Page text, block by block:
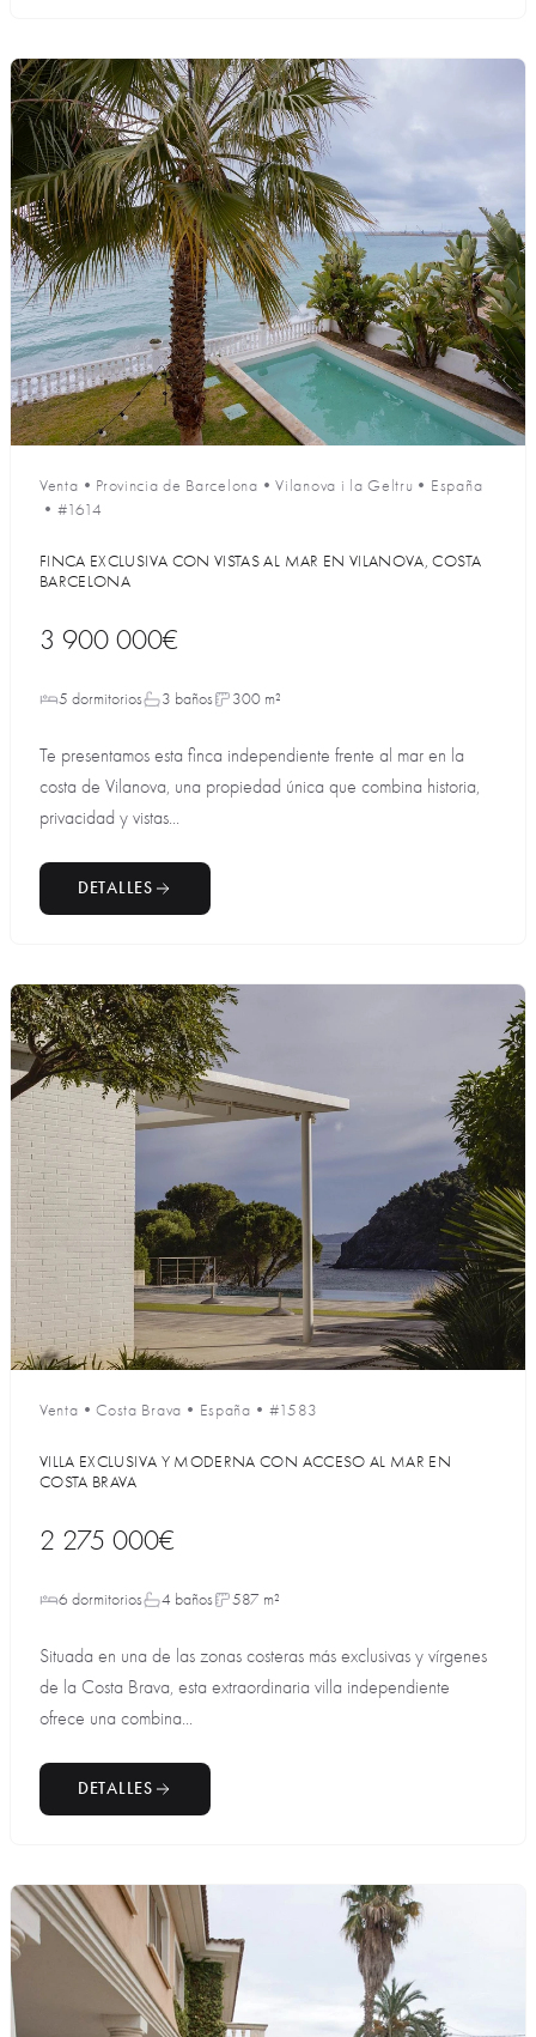
Venta • Provincia de Barcelona •Vilanova i la Geltru • España
• #1614
FINCA EXCLUSIVA CON VISTAS AL MAR EN VILANOVA, COSTA
BARCELONA
3 900 000€
5 dormitorios 3 baños 300 m²
Te presentamos esta finca independiente frente al mar en la
costa de Vilanova, una propiedad única que combina historia,
privacidad y vistas...
DETALLES
Venta •Costa Brava • España • #1583
VILLA EXCLUSIVA Y MODERNA CON ACCESO AL MAR EN
COSTA BRAVA
2 275 000€
6 dormitorios 4 baños 587 m²
Situada en una de las zonas costeras más exclusivas y vírgenes
de la Costa Brava, esta extraordinaria villa independiente
ofrece una combina...
DETALLES